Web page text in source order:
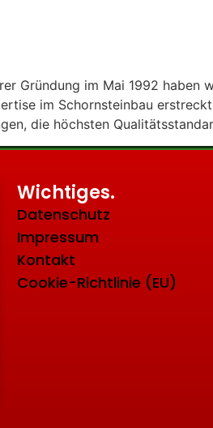
Gründung im Mai 1992
im Schornsteinbau
die höchsten
Wichtiges.
Datenschutz
Impressum
Kontakt
Cookie-Richtlinie (EU)